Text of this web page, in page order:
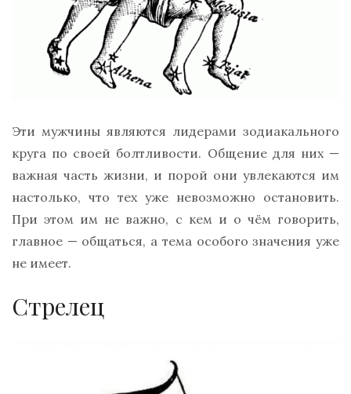
Эти мужчины являются лидерами зодиакального
круга по своей болтливости. Общение для них —
важная часть жизни, и порой они увлекаются им
настолько, что тех уже невозможно остановить.
При этом им не важно, с кем и о чём говорить,
главное — общаться, а тема особого значения уже
не имеет.
Стрелец